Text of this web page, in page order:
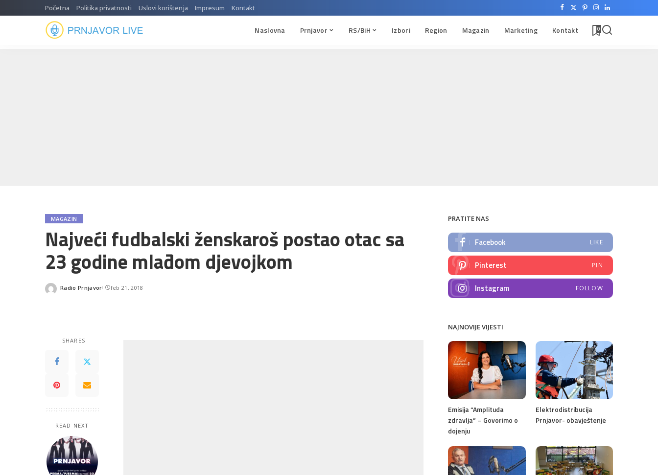
Početna Politika privatnosti Uslovi korištenja Impresum Kontakt
Naslovna Prnjavor RS/BiH Izbori Region Magazin Marketing Kontakt 0
MAGAZIN
Najveći fudbalski ženskaroš postao otac sa
23 godine mlađom djevojkom
Posted
Radio Prnjavor feb 21, 2018
SHARES
READ NEXT
PRATITE NAS
Facebook LIKE
Pinterest PIN
Instagram FOLLOW
NAJNOVIJE VIJESTI
Emisija “Amplituda
zdravlja” – Govorimo o
dojenju
Elektrodistribucija
Prnjavor- obavještenje